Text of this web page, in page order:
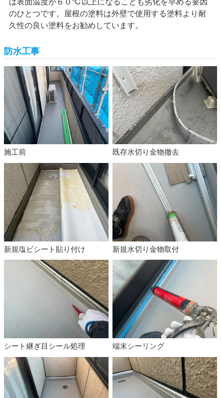
のひとつです。屋根の塗料は外壁で使用する塗料より耐
久性の良い塗料をお勧めしています。
防水工事
施工前 既存水切り金物撤去
新規塩ビシート貼り付け 新規水切り金物取付
シート継ぎ目シール処理 端末シーリング